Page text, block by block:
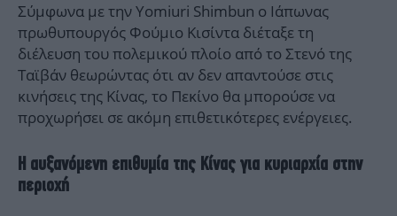
Σύμφωνα με την Yomiuri Shimbun ο Ιάπωνας
πρωθυπουργός Φούμιο Κισίντα διέταξε τη
διέλευση του πολεμικού πλοίο από το Στενό της
Ταϊβάν θεωρώντας ότι αν δεν απαντούσε στις
κινήσεις της Κίνας, το Πεκίνο θα μπορούσε να
προχωρήσει σε ακόμη επιθετικότερες ενέργειες.
Η αυξανόμενη επιθυμία της Κίνας για κυριαρχία στην
περιοχή